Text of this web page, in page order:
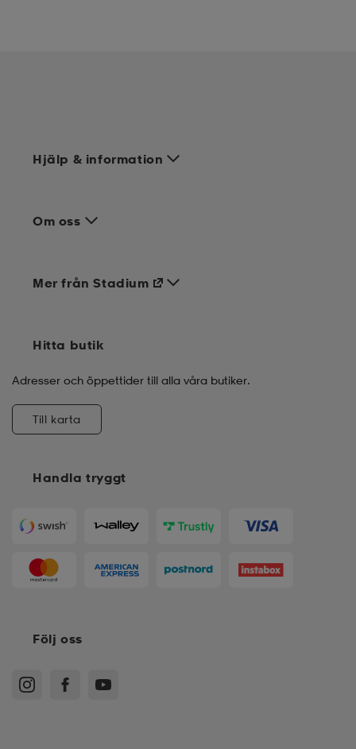
Hjälp & information
Om oss
Handla tryggt
Mer från Stadium
Hitta butik
Adresser och öppettider till alla våra butiker.
Till karta
Följ oss